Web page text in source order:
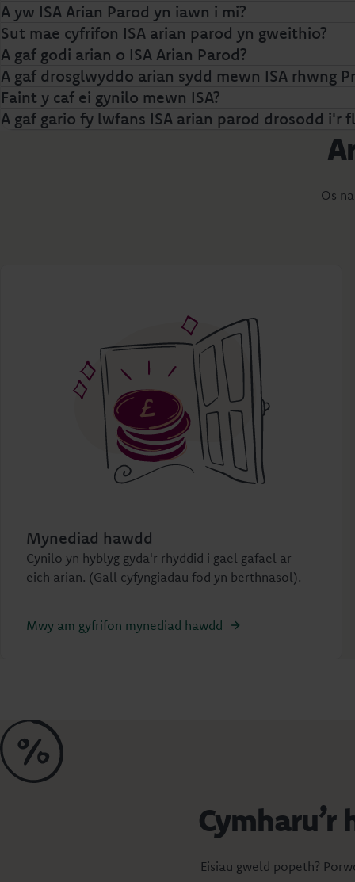
A yw ISA Arian Parod yn iawn i mi?
Sut mae cyfrifon ISA arian parod yn gweithio?
A gaf godi arian o ISA Arian Parod?
A gaf drosglwyddo arian sydd mewn ISA rhwng
Faint y caf ei gynilo mewn ISA?
A gaf gario fy lwfans ISA arian parod drosodd i'r
Os
Mynediad hawdd
Cynilo yn hyblyg gyda'r rhyddid i gael gafael ar
eich arian. (Gall cyfyngiadau fod yn berthnasol).
Mwy am gyfrifon mynediad hawdd
Eisiau gweld popeth?